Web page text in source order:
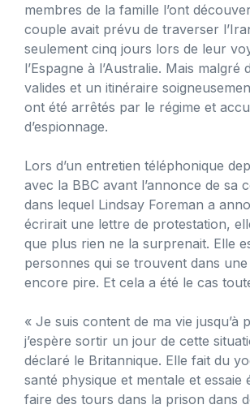
membres de la famille l’ont
couple avait prévu de traverser
seulement cinq jours lors de leur
l’Espagne à l’Australie. Mais malgré
valides et un itinéraire
ont été arrêtés par le régime et
d’espionnage.
Lors d’un entretien téléphonique
avec la BBC avant l’annonce de sa
dans lequel Lindsay Foreman a
écrirait une lettre de protestation,
que plus rien ne la surprenait. Elle
personnes qui se trouvent dans
encore pire. Et cela a été le cas
« Je suis content de ma vie jusqu’à
j’espère sortir un jour de cette
déclaré le Britannique. Elle fait du
santé physique et mentale et essaie
faire des tours dans la prison dans